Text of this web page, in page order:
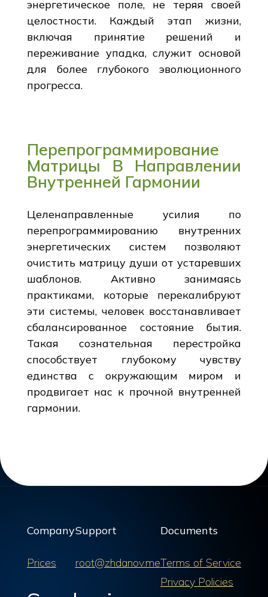
энергетическое поле, не теряя своей
целостности. Каждый этап жизни,
включая принятие решений и
переживание упадка, служит основой
для более глубокого эволюционного
прогресса.
Перепрограммирование
Матрицы В Направлении
Внутренней Гармонии
Целенаправленные усилия по
перепрограммированию внутренних
энергетических систем позволяют
очистить матрицу души от устаревших
шаблонов. Активно занимаясь
практиками, которые перекалибруют
эти системы, человек восстанавливает
сбалансированное состояние бытия.
Такая сознательная перестройка
способствует глубокому чувству
единства с окружающим миром и
продвигает нас к прочной внутренней
гармонии.
Company
Prices
Support
root@zhdanov.me
Documents
Terms of Service
Privacy Policies